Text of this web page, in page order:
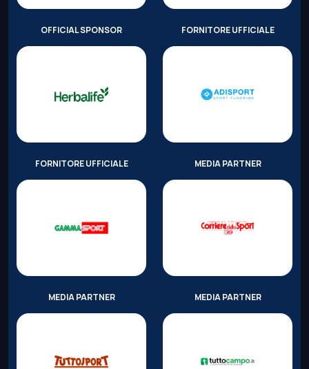
OFFICIAL SPONSOR FORNITORE UFFICIALE
FORNITORE UFFICIALE MEDIA PARTNER
MEDIA PARTNER MEDIA PARTNER